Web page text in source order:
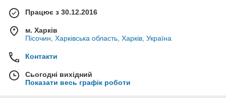
Працює з 30.12.2016
м. Харків
Пісочин, Харківська область, Харків, Україна
Контакти
Сьогодні вихідний
Показати весь графік роботи